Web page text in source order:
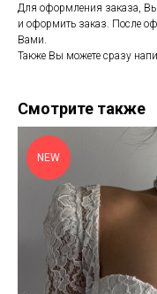
Для оформления заказа, Вы
и оформить заказ. После
Вами.
Также Вы можете сразу
Смотрите также
NEW